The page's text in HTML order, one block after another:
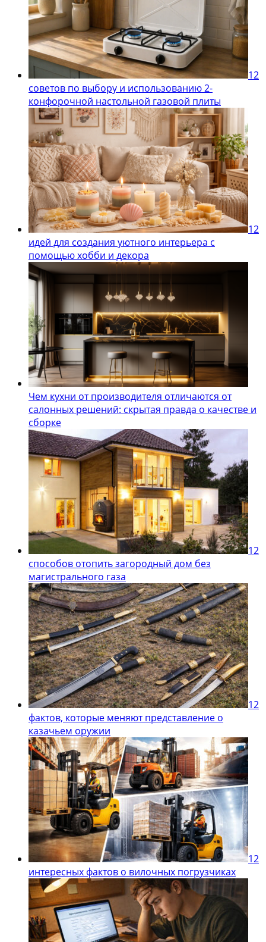
12
советов по выбору и использованию 2-
конфорочной настольной газовой плиты
12
идей для создания уютного интерьера с
помощью хобби и декора
Чем кухни от производителя отличаются от
салонных решений: скрытая правда о качестве и
сборке
12
способов отопить загородный дом без
магистрального газа
12
фактов, которые меняют представление о
казачьем оружии
12
интересных фактов о вилочных погрузчиках